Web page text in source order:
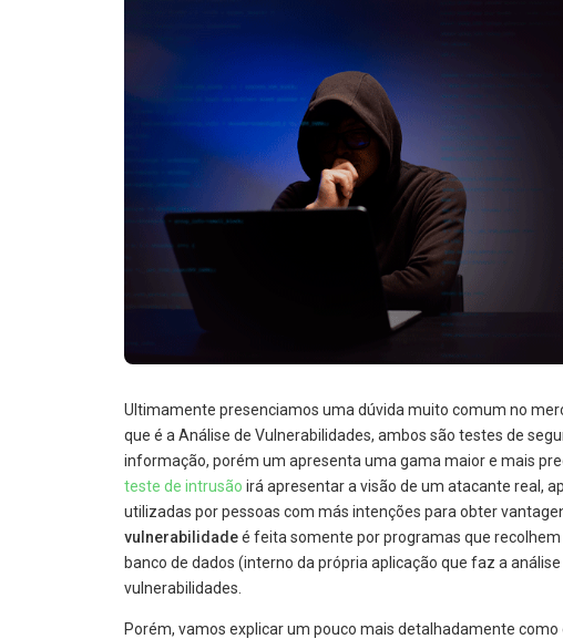
Ultimamente presenciamos uma dúvida muito comum no
que é a Análise de Vulnerabilidades, ambos são testes de
informação, porém um apresenta uma gama maior e mais
teste de intrusão irá apresentar a visão de um atacante real,
utilizadas por pessoas com más intenções para obter
vulnerabilidadeé feita somente por programas que
banco de dados (interno da própria aplicação que faz a
vulnerabilidades.
Porém, vamos explicar um pouco mais detalhadamente como